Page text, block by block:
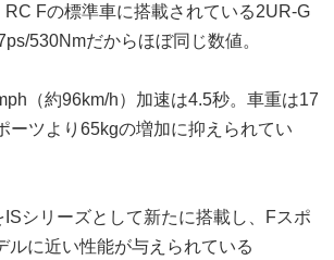
RC Fの標準車に搭載されている2UR-G
530Nmだからほぼ同じ数値。
（約96km/h）加速は4.5秒。車重は17
ーツより65kgの増加に抑えられてい
シリーズとして新たに搭載し、Fスポ
ルに近い性能が与えられている